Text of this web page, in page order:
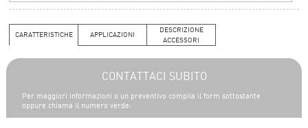
CARATTERISTICHE APPLICAZIONI
DESCRIZIONE
ACCESSORI
CONTATTACI SUBITO
Per maggiori informazioni o un preventivo compila il form sottostante
oppure chiama il numero verde: